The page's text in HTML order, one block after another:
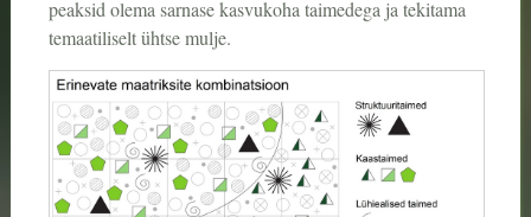
peaksid olema sarnase kasvukoha taimedega ja tekitama
temaatiliselt ühtse mulje.